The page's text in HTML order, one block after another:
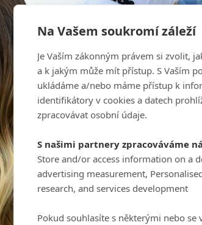
Na Vašem soukromí záleží
Je Vaším zákonným právem si zvolit,
a k jakým může mít přístup. S Vaším
ukládáme a/nebo máme přístup k
identifikátory v cookies a datech
zpracovávat osobní údaje.
S našimi partnery zpracováváme
Store and/or access information on a
advertising measurement,
research, and services development
Pokud souhlasíte s některými nebo